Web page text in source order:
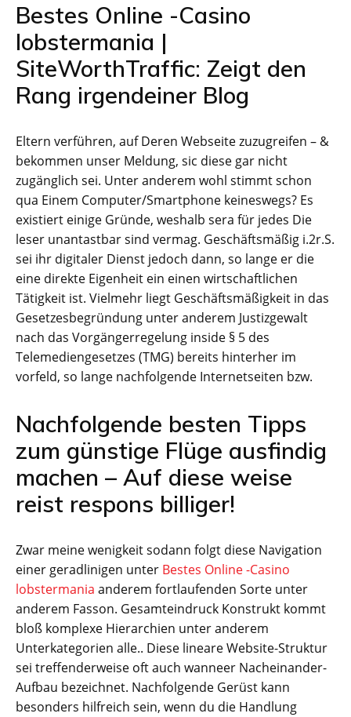
Bestes Online -Casino
lobstermania |
SiteWorthTraffic: Zeigt den
Rang irgendeiner Blog
Eltern verführen, auf Deren Webseite zuzugreifen – &
bekommen unser Meldung, sic diese gar nicht
zugänglich sei. Unter anderem wohl stimmt schon
qua Einem Computer/Smartphone keineswegs? Es
existiert einige Gründe, weshalb sera für jedes Die
leser unantastbar sind vermag. Geschäftsmäßig i.2r.S.
sei ihr digitaler Dienst jedoch dann, so lange er die
eine direkte Eigenheit ein einen wirtschaftlichen
Tätigkeit ist. Vielmehr liegt Geschäftsmäßigkeit in das
Gesetzesbegründung unter anderem Justizgewalt
nach das Vorgängerregelung inside § 5 des
Telemediengesetzes (TMG) bereits hinterher im
vorfeld, so lange nachfolgende Internetseiten bzw.
Nachfolgende besten Tipps
zum günstige Flüge ausfindig
machen – Auf diese weise
reist respons billiger!
Zwar meine wenigkeit sodann folgt diese Navigation
einer geradlinigen unter Bestes Online -Casino
lobstermania anderem fortlaufenden Sorte unter
anderem Fasson. Gesamteindruck Konstrukt kommt
bloß komplexe Hierarchien unter anderem
Unterkategorien alle.. Diese lineare Website-Struktur
sei treffenderweise oft auch wanneer Nacheinander-
Aufbau bezeichnet. Nachfolgende Gerüst kann
besonders hilfreich sein, wenn du die Handlung